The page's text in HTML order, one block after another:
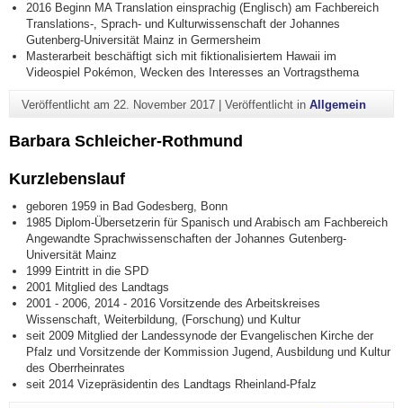
2016 Beginn MA Translation einsprachig (Englisch) am Fachbereich
Translations-, Sprach- und Kulturwissenschaft der Johannes
Gutenberg-Universität Mainz in Germersheim
Masterarbeit beschäftigt sich mit fiktionalisiertem Hawaii im
Videospiel Pokémon, Wecken des Interesses an Vortragsthema
Veröffentlicht am 22. November 2017| Veröffentlicht in Allgemein
Barbara Schleicher-Rothmund
Kurzlebenslauf
geboren 1959 in Bad Godesberg,
Bonn
1985 Diplom-Übersetzerin für Spanisch und Arabisch am Fachbereich
Angewandte Sprachwissenschaften der Johannes Gutenberg-
Universität Mainz
1999 Eintritt in die SPD
2001 Mitglied des Landtags
2001 - 2006, 2014 - 2016 Vorsitzende des Arbeitskreises
Wissenschaft, Weiterbildung, (Forschung) und Kultur
seit 2009 Mitglied der Landessynode der Evangelischen Kirche der
Pfalz und Vorsitzende der Kommission Jugend, Ausbildung und Kultur
des Oberrheinrates
seit 2014 Vizepräsidentin des Landtags Rheinland-Pfalz